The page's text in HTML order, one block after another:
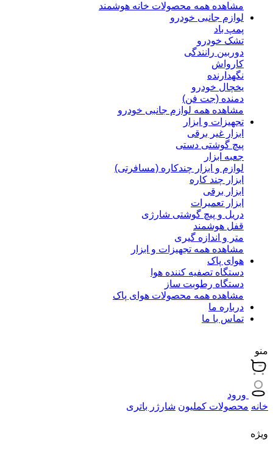
مشاهده همه محصولات خانه هوشمند
لوازم جانبی خودرو
پمپ باد
تشک خودرو
دوربین رانندگی
کارواش
نگهدارنده
یخچال خودرو
دمنده (جت فن)
مشاهده همه لوازم جانبی خودرو
تجهیزات و ابزار
ابزار غیر برقی
پیچ گوشتی دستی
جعبه ابزار
لوازم و ابزار چندکاره (مسافرتی)
ابزار چند کاره
ابزار برقی
ابزار تعمیرات
دریل و پیچ گوشتی شارژی
قفل هوشمند
متر و اندازه گیری
مشاهده همه تجهیزات و ابزار
هوای پاک
دستگاه تصفیه کننده هوا
دستگاه رطوبت ساز
مشاهده همه محصولات هوای پاک
درباره ما
تماس با ما
منو
ورود
خانه محصولات کملیون شارژر باتری
ویژه